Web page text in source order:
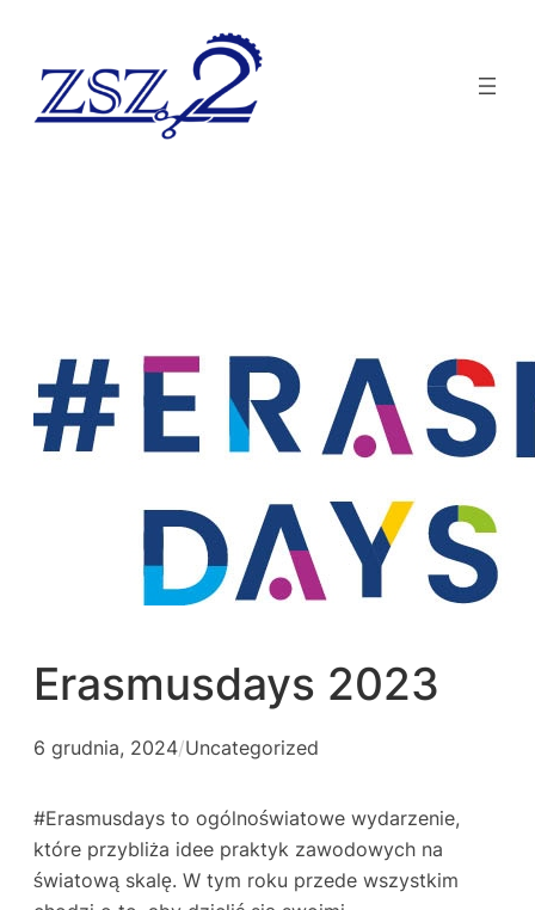
Erasmusdays 2023
6 grudnia, 2024/Uncategorized
#Erasmusdays to ogólnoświatowe wydarzenie,
które przybliża idee praktyk zawodowych na
światową skalę. W tym roku przede wszystkim